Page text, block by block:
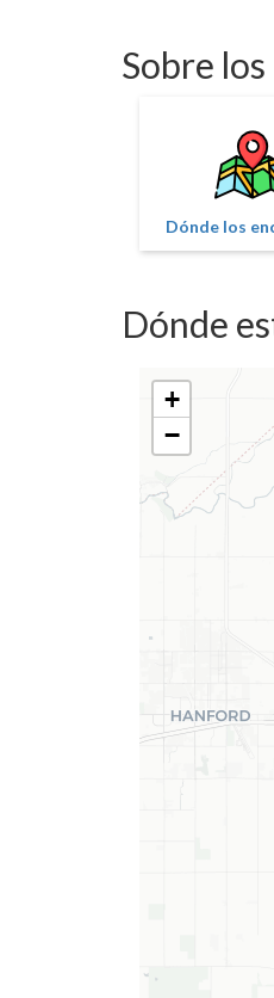
Sobre
Dónde los
Dónde
+
−